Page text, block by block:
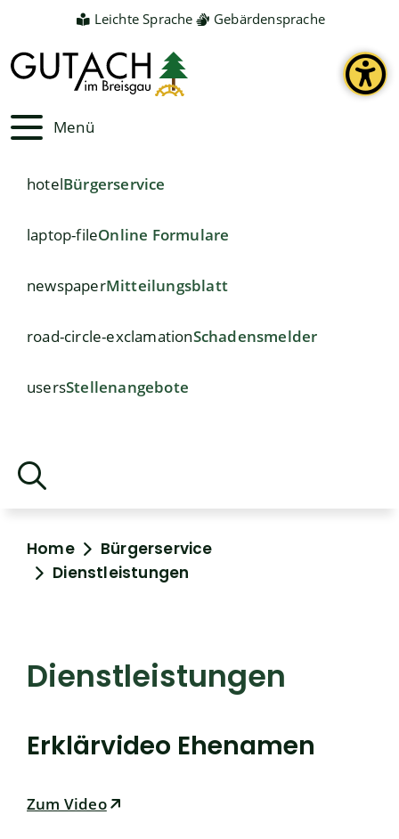
Leichte Sprache Gebärdensprache
Menü
hotelBürgerservice
laptop-fileOnline Formulare
newspaperMitteilungsblatt
road-circle-exclamationSchadensmelder
usersStellenangebote
Home
Bürgerservice
Dienstleistungen
Dienstleistungen
Erklärvideo Ehenamen
Zum Video